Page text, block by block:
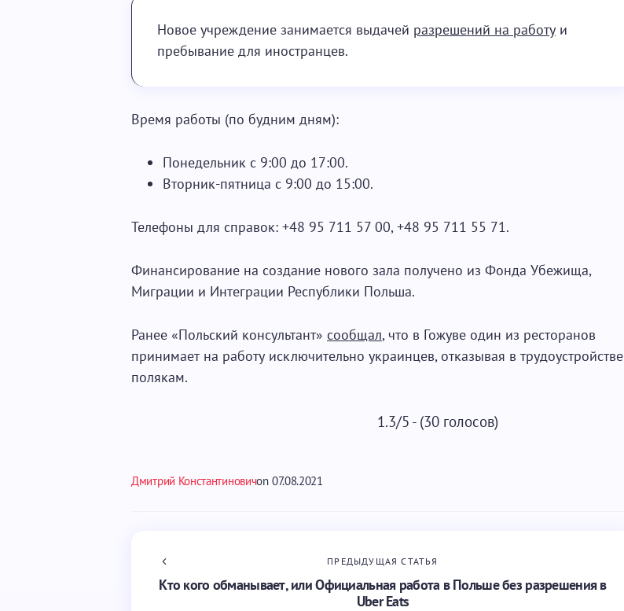
Новое учреждение занимается выдачей разрешений на работу и
пребывание для иностранцев.
Время работы (по будним дням):
Понедельник с 9:00 до 17:00.
Вторник-пятница с 9:00 до 15:00.
Телефоны для справок: +48 95 711 57 00, +48 95 711 55 71.
Финансирование на создание нового зала получено из Фонда Убежища,
Миграции и Интеграции Республики Польша.
Ранее «Польский консультант» сообщал, что в Гожуве один из ресторанов
принимает на работу исключительно украинцев, отказывая в трудоустройстве
полякам.
1.3/5 - (30 голосов)
Дмитрий Константиновичon 07.08.2021
ПРЕДЫДУЩАЯ СТАТЬЯ
Кто кого обманывает, или Официальная работа в Польше без разрешения в
Uber Eats